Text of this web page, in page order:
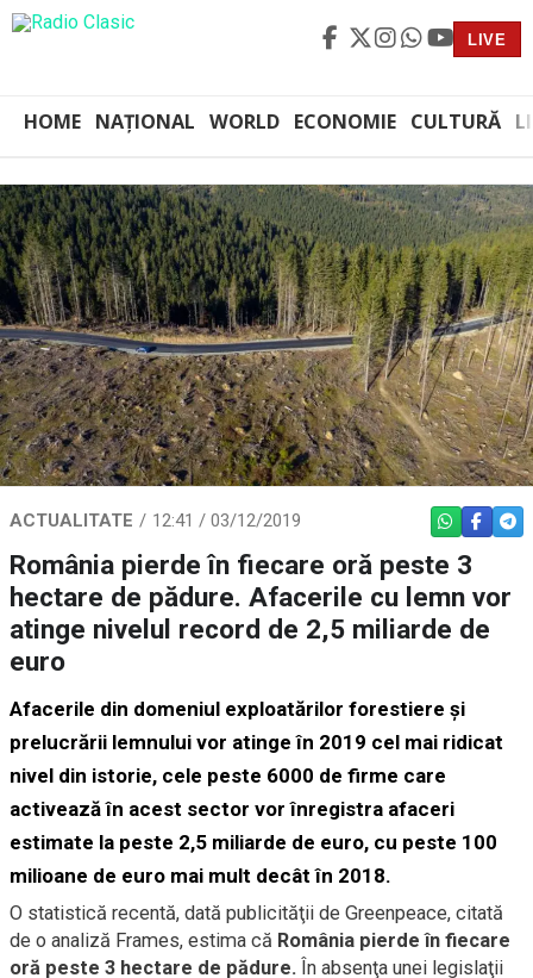
LIVE
HOME NAȚIONAL WORLD ECONOMIE CULTURĂ
ACTUALITATE 12:41 / 03/12/2019 WHATSAPP
România pierde în fiecare oră peste 3
hectare de pădure. Afacerile cu lemn vor
atinge nivelul record de 2,5 miliarde de
euro
Afacerile din domeniul exploatărilor forestiere şi
prelucrării lemnului vor atinge în 2019 cel mai ridicat
nivel din istorie, cele peste 6000 de firme care
activează în acest sector vor înregistra afaceri
estimate la peste 2,5 miliarde de euro, cu peste 100
milioane de euro mai mult decât în 2018.
O statistică recentă, dată publicităţii de Greenpeace, citată
de o analiză Frames, estima că România pierde în fiecare
oră peste 3 hectare de pădure. În absenţa unei legislaţii